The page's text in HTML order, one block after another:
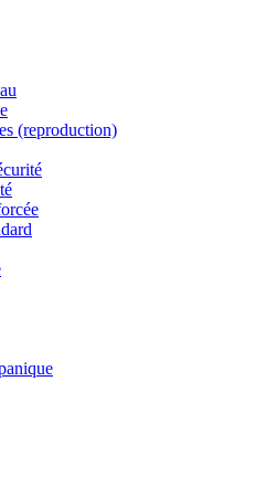
(reproduction)